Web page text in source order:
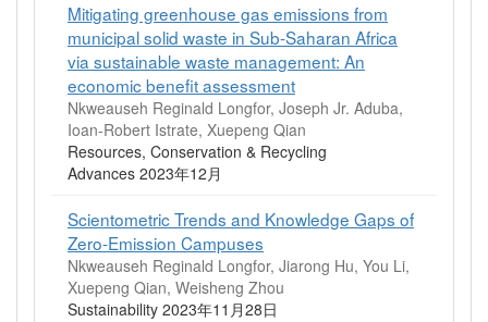
Mitigating greenhouse gas emissions from
municipal solid waste in Sub-Saharan Africa
via sustainable waste management: An
economic benefit assessment
Nkweauseh Reginald Longfor, Joseph Jr. Aduba,
Ioan-Robert Istrate, Xuepeng Qian
Resources, Conservation & Recycling
Advances 2023年12月
Scientometric Trends and Knowledge Gaps of
Zero-Emission Campuses
Nkweauseh Reginald Longfor, Jiarong Hu, You Li,
Xuepeng Qian, Weisheng Zhou
Sustainability 2023年11月28日